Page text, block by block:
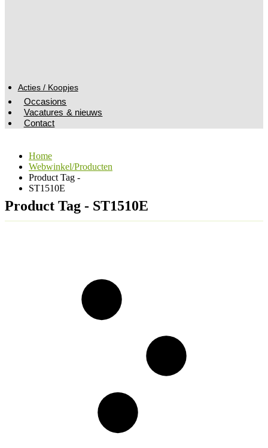
Acties / Koopjes
Occasions
Vacatures & nieuws
Contact
Home
Webwinkel/Producten
Product Tag -
ST1510E
Product Tag - ST1510E